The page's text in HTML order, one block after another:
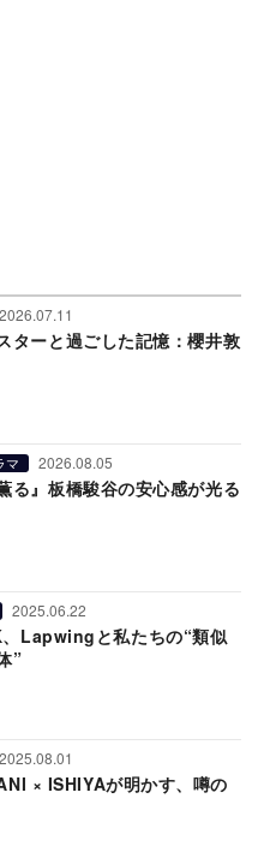
2026.07.11
ターと過ごした記憶：櫻井敦
マ 2026.08.05
る』板橋駿谷の安心感が光る
2025.06.22
Lapwingと私たちの“類似
”
2025.08.01
× ISHIYAが明かす、噂の